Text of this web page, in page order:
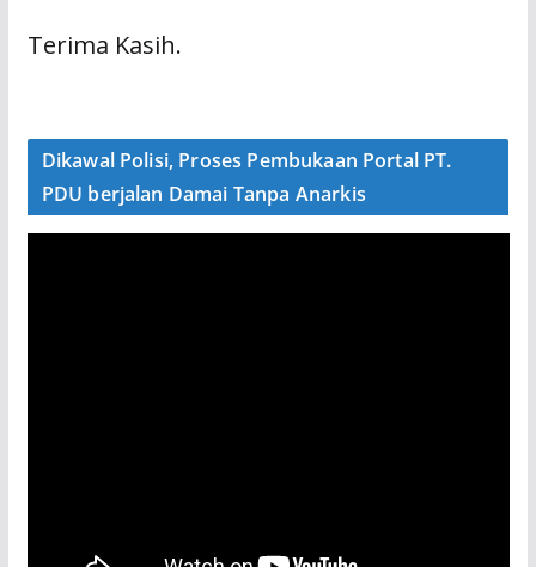
Terima Kasih.
Dikawal Polisi, Proses Pembukaan Portal PT.
PDU berjalan Damai Tanpa Anarkis